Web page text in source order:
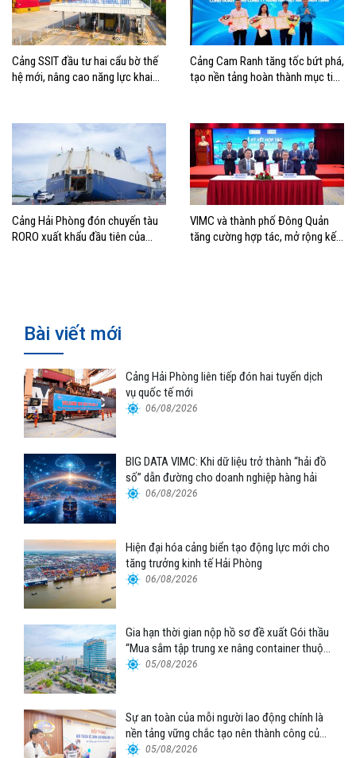
Cảng SSIT đầu tư hai cẩu bờ thế
hệ mới, nâng cao năng lực khai
Cảng Cam Ranh tăng tốc bứt phá,
tạo nền tảng hoàn thành mục tiêu
Cảng Hải Phòng đón chuyến tàu
RORO xuất khẩu đầu tiên của
VIMC và thành phố Đông Quản
tăng cường hợp tác, mở rộng kết
Bài viết mới
Cảng Hải Phòng liên tiếp đón hai tuyến dịch
vụ quốc tế mới
06/08/2026
BIG DATA VIMC: Khi dữ liệu trở thành “hải đồ
số” dẫn đường cho doanh nghiệp hàng hải
06/08/2026
Hiện đại hóa cảng biển tạo động lực mới cho
tăng trưởng kinh tế Hải Phòng
06/08/2026
Gia hạn thời gian nộp hồ sơ đề xuất Gói thầu
“Mua sắm tập trung xe nâng container thuộc
Tổng công ty Hàng hải Việt Nam – CTCP”
05/08/2026
Sự an toàn của mỗi người lao động chính là
nền tảng vững chắc tạo nên thành công của
Cảng Đà Nẵng
05/08/2026